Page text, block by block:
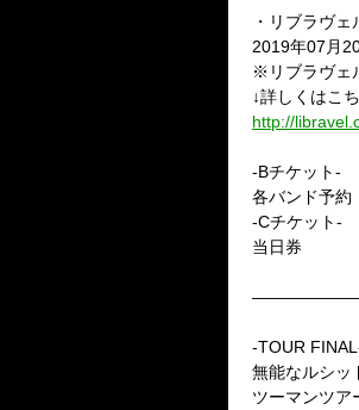
・リブラヴ
2019年07月
※リブラヴェ
↓詳しくはこ
http://
-Bチケット-
各バンド予約
-Cチケット-
当日券
-TOUR
無能なルシッ
ツーマンツア